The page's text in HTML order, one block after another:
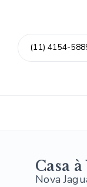
(11) 4154-
Casa
Nova